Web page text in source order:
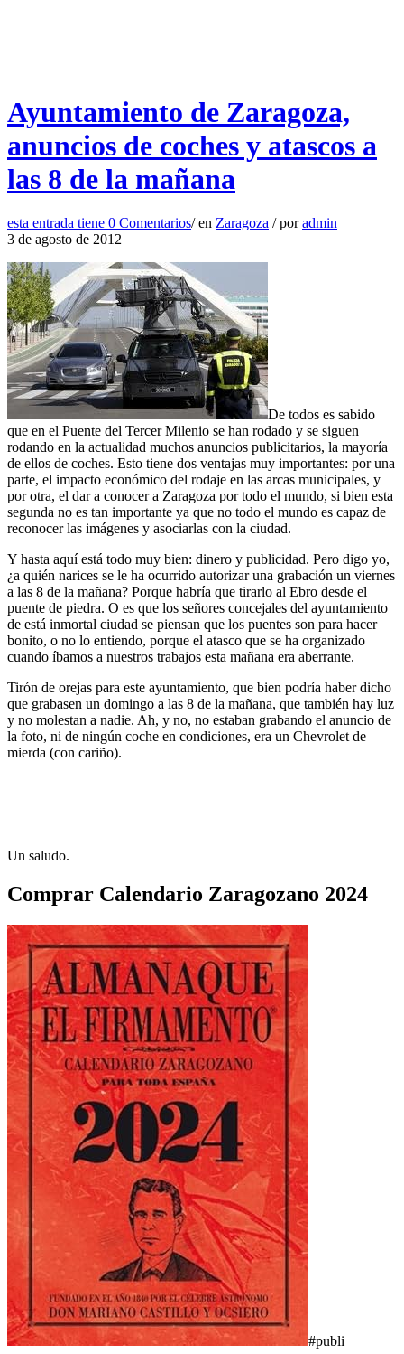
Ayuntamiento de Zaragoza,
anuncios de coches y atascos a
las 8 de la mañana
esta entrada tiene 0 Comentarios/ en Zaragoza / poradmin
3 de agosto de 2012
De todos es sabido
que en el Puente del Tercer Milenio se han rodado y se siguen
rodando en la actualidad muchos anuncios publicitarios, la mayoría
de ellos de coches. Esto tiene dos ventajas muy importantes: por una
parte, el impacto económico del rodaje en las arcas municipales, y
por otra, el dar a conocer a Zaragoza por todo el mundo, si bien esta
segunda no es tan importante ya que no todo el mundo es capaz de
reconocer las imágenes y asociarlas con la ciudad.
Y hasta aquí está todo muy bien: dinero y publicidad. Pero digo yo,
¿a quién narices se le ha ocurrido autorizar una grabación un viernes
a las 8 de la mañana? Porque habría que tirarlo al Ebro desde el
puente de piedra. O es que los señores concejales del ayuntamiento
de está inmortal ciudad se piensan que los puentes son para hacer
bonito, o no lo entiendo, porque el atasco que se ha organizado
cuando íbamos a nuestros trabajos esta mañana era aberrante.
Tirón de orejas para este ayuntamiento, que bien podría haber dicho
que grabasen un domingo a las 8 de la mañana, que también hay luz
y no molestan a nadie. Ah, y no, no estaban grabando el anuncio de
la foto, ni de ningún coche en condiciones, era un Chevrolet de
mierda (con cariño).
Un saludo.
Comprar Calendario Zaragozano 2024
#publi